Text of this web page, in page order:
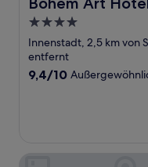
4.0-
Sterne-
Unterkunft
Innenstadt, 2,5 km von
entfernt
9.4
9,4/10